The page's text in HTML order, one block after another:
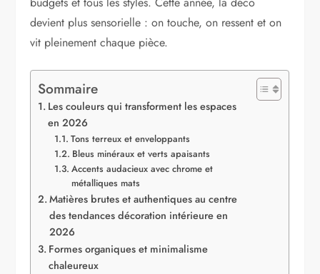
devient plus sensorielle : on touche, on ressent et on
vit pleinement chaque pièce.
Sommaire
Les couleurs qui transforment les espaces
en 2026
Tons terreux et enveloppants
Bleus minéraux et verts apaisants
Accents audacieux avec chrome et
métalliques mats
Matières brutes et authentiques au centre
des tendances décoration intérieure en
2026
Formes organiques et minimalisme
chaleureux